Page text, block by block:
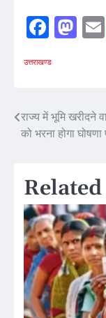
उत्तराखण्ड
Post
राज्य में भूमि खरीदने
को भरना होगा घोषणा